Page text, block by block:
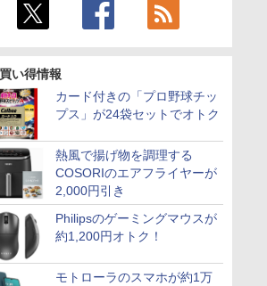
い得情報
カード付きの「プロ野球チッ
プス」が24袋セットでオトク
熱風で揚げ物を調理する
COSORIのエアフライヤーが
2,000円引き
Philipsのゲーミングマウスが
約1,200円オトク！
モトローラのスマホが約1万